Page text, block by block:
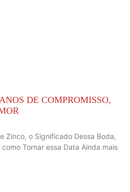
DE COMPROMISSO,
Zinco, o Significado Dessa Boda,
Tornar essa Data Ainda mais